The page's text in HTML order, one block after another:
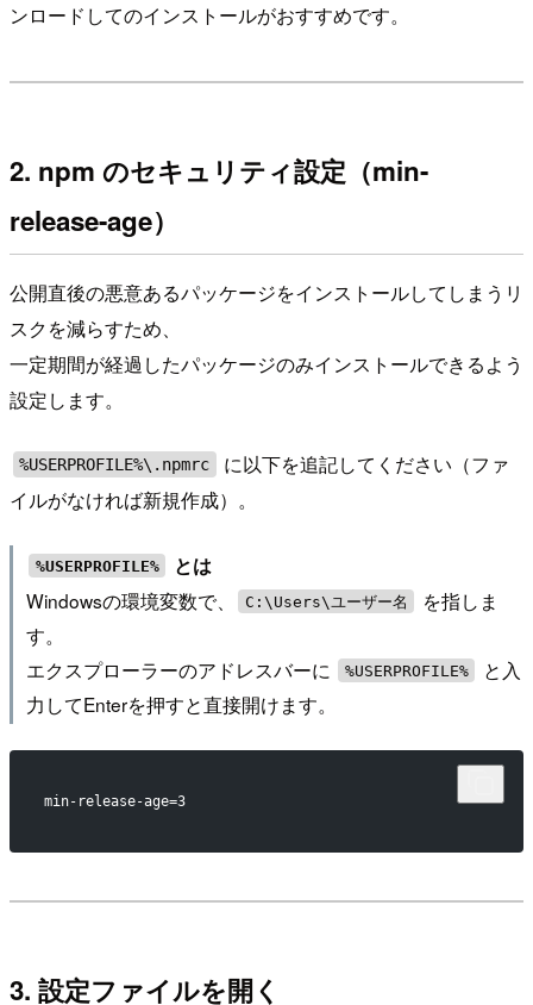
ンロードしてのインストールがおすすめです。
2. npm のセキュリティ設定（min-
release-age）
公開直後の悪意あるパッケージをインストールしてしまうリ
スクを減らすため、
一定期間が経過したパッケージのみインストールできるよう
設定します。
%USERPROFILE%\.npmrc
に以下を追記してください（ファ
イルがなければ新規作成）。
%USERPROFILE%
とは
Windowsの環境変数で、
C:\Users\ユーザー名
を指しま
す。
エクスプローラーのアドレスバーに
%USERPROFILE%
と入
力してEnterを押すと直接開けます。
min-release-age=3
3. 設定ファイルを開く